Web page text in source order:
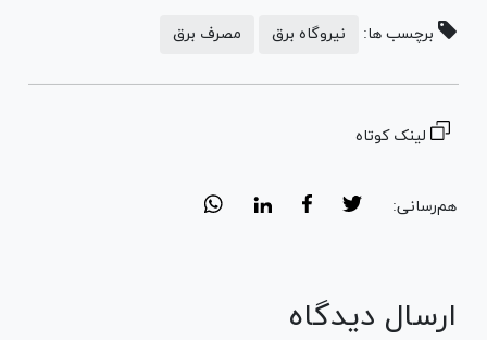
برچسب ها: نیروگاه برق مصرف برق
لینک کوتاه
هم‌رسانی:
ارسال دیدگاه